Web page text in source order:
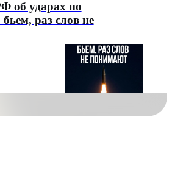
об ударах по
раз слов не